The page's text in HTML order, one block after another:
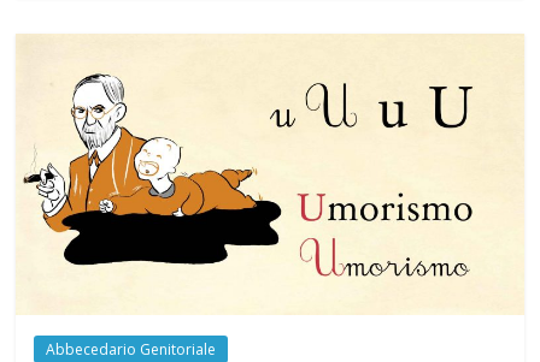
Abbecedario Genitoriale